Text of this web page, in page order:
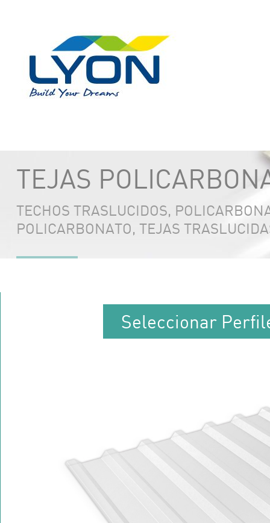
TEJAS
TECHOS TRASLUCIDOS,
POLICARBONATO, TEJAS
Seleccionar